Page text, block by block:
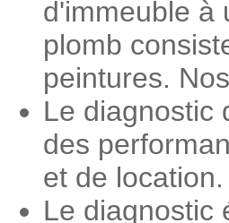
d'immeuble à
plomb
peintures.
Le diagnostic
des
et de location.
Le diagnostic